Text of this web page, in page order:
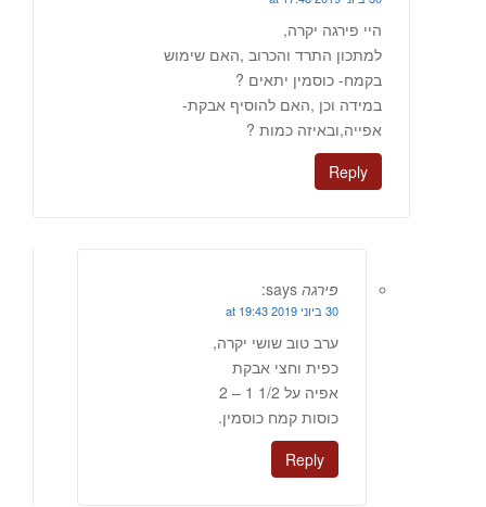
היי פירגה יקרה,
למתכון התרד והכרוב ,האם שימוש
בקמח- כוסמין יתאים ?
במידה וכן ,האם להוסיף אבקת-
אפייה,ובאיזה כמות ?
Reply
פירגה says:
30 ביוני 2019 at 19:43
ערב טוב שושי יקרה,
כפית וחצי אבקת
אפיה על 1/2 1 – 2
כוסות קמח כוסמין.
Reply